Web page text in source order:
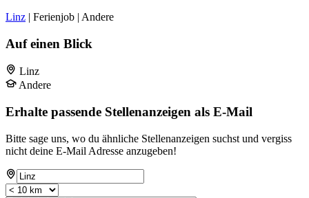
Linz | Ferienjob | Andere
Auf einen Blick
Linz
Andere
Erhalte passende Stellenanzeigen als E-Mail
Bitte sage uns, wo du ähnliche Stellenanzeigen suchst und vergiss
nicht deine E-Mail Adresse anzugeben!